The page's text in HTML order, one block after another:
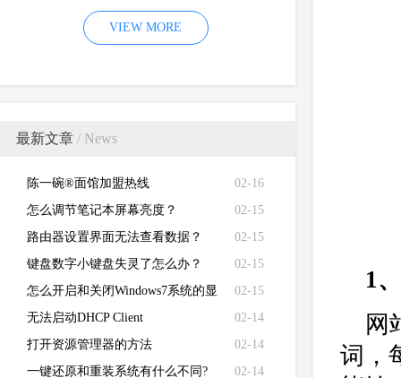
VIEW MORE
最新文章 / News
02-16
陈一碗®面馆加盟热线
02-15
怎么调节笔记本屏幕亮度？
02-15
路由器设置界面无法查看数据？
02-15
键盘数字小键盘失灵了怎么办？
02-15
怎么开启和关闭Windows7系统的显
卡硬件加速功能
02-14
无法启动DHCP Client
02-14
打开资源管理器的方法
02-14
一键还原和重装系统有什么不同?
1
网
词，